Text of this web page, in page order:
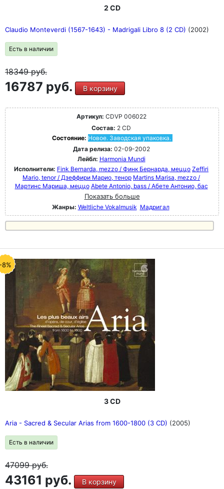
2 CD
Claudio Monteverdi (1567-1643) - Madrigali Libro 8 (2 CD) (2002)
Есть в наличии
18349руб.
16787 руб. В корзину
Артикул: CDVP 006022
Состав: 2 CD
Состояние: Новое. Заводская упаковка.
Дата релиза: 02-09-2002
Лейбл: Harmonia Mundi
Исполнители: Fink Bernarda, mezzo / Финк Бернарда, меццо Zeffiri
Mario, tenor / Дзеффири Марио, тенор Martins Marisa, mezzo /
Мартинс Мариша, меццо Abete Antonio, bass / Абете Антонио, бас
Показать больше
Жанры: Weltliche Vokalmusik Мадригал
8%
3 CD
Aria - Sacred & Secular Arias from 1600-1800 (3 CD) (2005)
Есть в наличии
47099руб.
43161 руб. В корзину